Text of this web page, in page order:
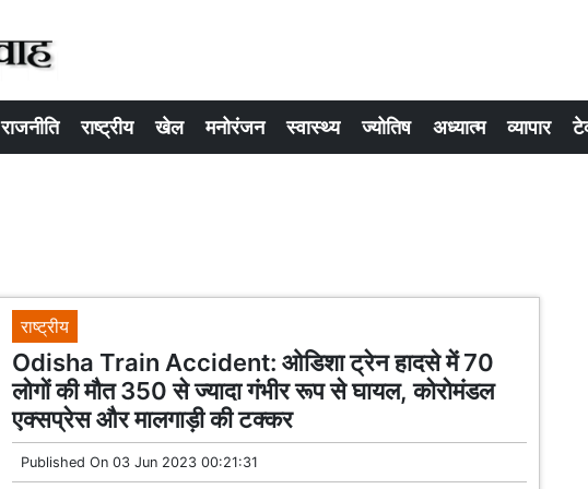
राजनीति राष्ट्रीय खेल मनोरंजन स्वास्थ्य ज्योतिष अध्यात्म व्यापार
राष्ट्रीय
Odisha Train Accident: ओडिशा ट्रेन हादसे में 70
लोगों की मौत 350 से ज्यादा गंभीर रूप से घायल, कोरोमंडल
एक्सप्रेस और मालगाड़ी की टक्कर
Published On 03 Jun 2023 00:21:31